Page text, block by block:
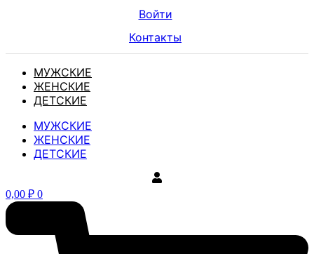
Войти
Контакты
МУЖСКИЕ
ЖЕНСКИЕ
ДЕТСКИЕ
МУЖСКИЕ
ЖЕНСКИЕ
ДЕТСКИЕ
0,00 ₽ 0